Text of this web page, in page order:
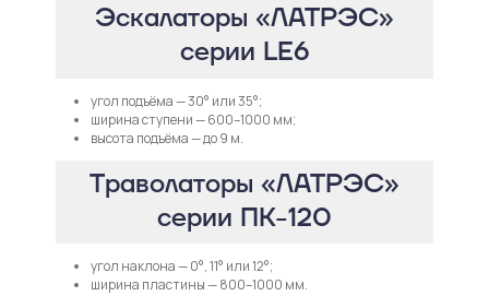
Эскалаторы «ЛАТРЭС»
серии LE6
угол подъёма — 30° или 35°;
ширина ступени — 600–1000 мм;
высота подъёма — до 9 м.
Траволаторы «ЛАТРЭС»
серии ПК-120
угол наклона — 0°, 11° или 12°;
ширина пластины — 800–1000 мм.